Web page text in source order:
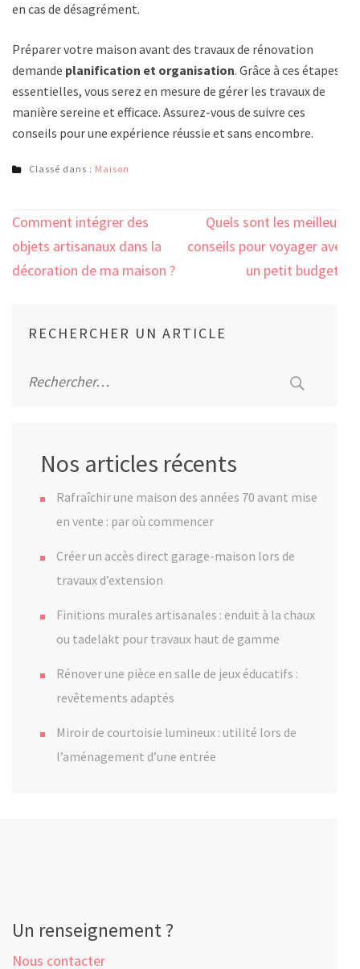
en cas de désagrément.
Préparer votre maison avant des travaux de rénovation
demande planification et organisation. Grâce à ces étapes
essentielles, vous serez en mesure de gérer les travaux de
manière sereine et efficace. Assurez-vous de suivre ces
conseils pour une expérience réussie et sans encombre.
Classé dans : Maison
Navigation
de
l’article
Comment intégrer des
objets artisanaux dans la
décoration de ma maison ?
Quels sont les meilleurs
conseils pour voyager avec
un petit budget ?
RECHERCHER UN ARTICLE
Nos articles récents
Rafraîchir une maison des années 70 avant mise
en vente : par où commencer
Créer un accès direct garage-maison lors de
travaux d’extension
Finitions murales artisanales : enduit à la chaux
ou tadelakt pour travaux haut de gamme
Rénover une pièce en salle de jeux éducatifs :
revêtements adaptés
Miroir de courtoisie lumineux : utilité lors de
l’aménagement d’une entrée
Un renseignement ?
Nous contacter